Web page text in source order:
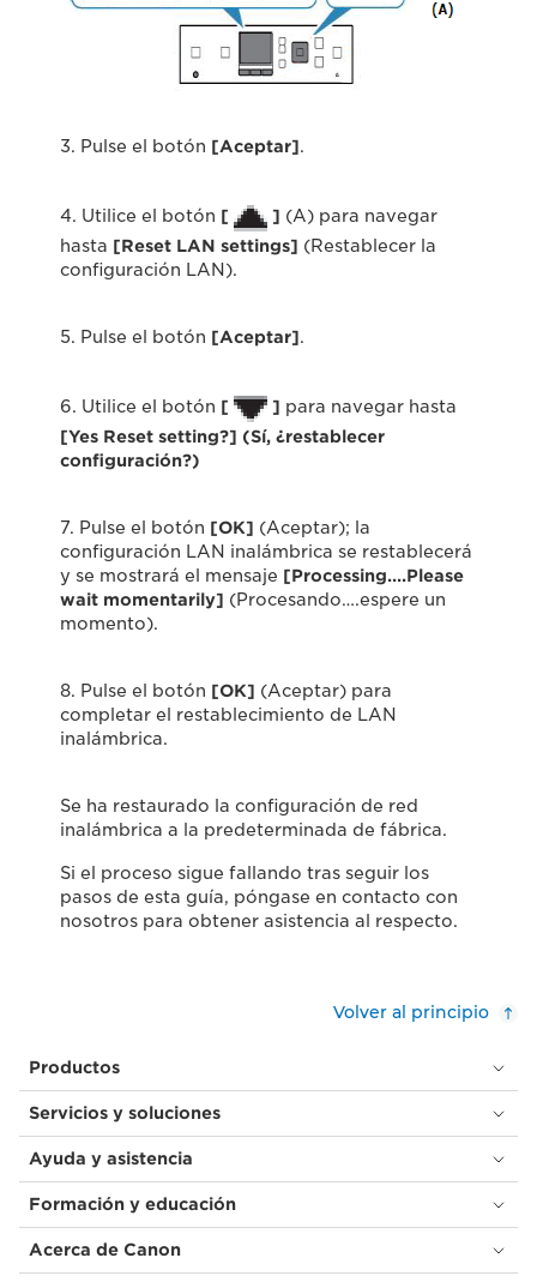
3. Pulse el botón [Aceptar].
4. Utilice el botón [ ] (A) para navegar
hasta [Reset LAN settings] (Restablecer la
configuración LAN).
5. Pulse el botón [Aceptar].
6. Utilice el botón [ ] para navegar hasta
[Yes Reset setting?] (Sí, ¿restablecer
configuración?)
7. Pulse el botón [OK] (Aceptar); la
configuración LAN inalámbrica se restablecerá
y se mostrará el mensaje [Processing….Please
wait momentarily] (Procesando….espere un
momento).
8. Pulse el botón [OK] (Aceptar) para
completar el restablecimiento de LAN
inalámbrica.
Se ha restaurado la configuración de red
inalámbrica a la predeterminada de fábrica.
Si el proceso sigue fallando tras seguir los
pasos de esta guía, póngase en contacto con
nosotros para obtener asistencia al respecto.
Volver al principio
Productos
Servicios y soluciones
Ayuda y asistencia
Formación y educación
Acerca de Canon